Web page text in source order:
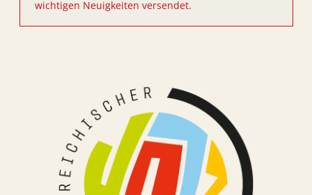
wichtigen Neuigkeiten versendet.